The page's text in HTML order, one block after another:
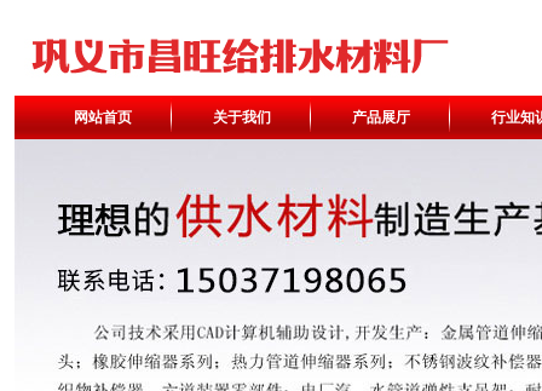
网站首页 关于我们 产品展厅 行业知